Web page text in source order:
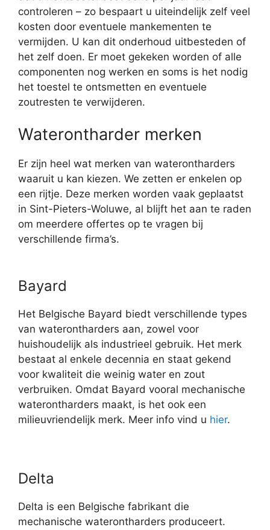
controleren – zo bespaart u uiteindelijk zelf veel
kosten door eventuele mankementen te
vermijden. U kan dit onderhoud uitbesteden of
het zelf doen. Er moet gekeken worden of alle
componenten nog werken en soms is het nodig
het toestel te ontsmetten en eventuele
zoutresten te verwijderen.
Waterontharder merken
Er zijn heel wat merken van waterontharders
waaruit u kan kiezen. We zetten er enkelen op
een rijtje. Deze merken worden vaak geplaatst
in Sint-Pieters-Woluwe, al blijft het aan te raden
om meerdere offertes op te vragen bij
verschillende firma’s.
Bayard
Het Belgische Bayard biedt verschillende types
van waterontharders aan, zowel voor
huishoudelijk als industrieel gebruik. Het merk
bestaat al enkele decennia en staat gekend
voor kwaliteit die weinig water en zout
verbruiken. Omdat Bayard vooral mechanische
waterontharders maakt, is het ook een
milieuvriendelijk merk. Meer info vind u hier.
Delta
Delta is een Belgische fabrikant die
mechanische waterontharders produceert.